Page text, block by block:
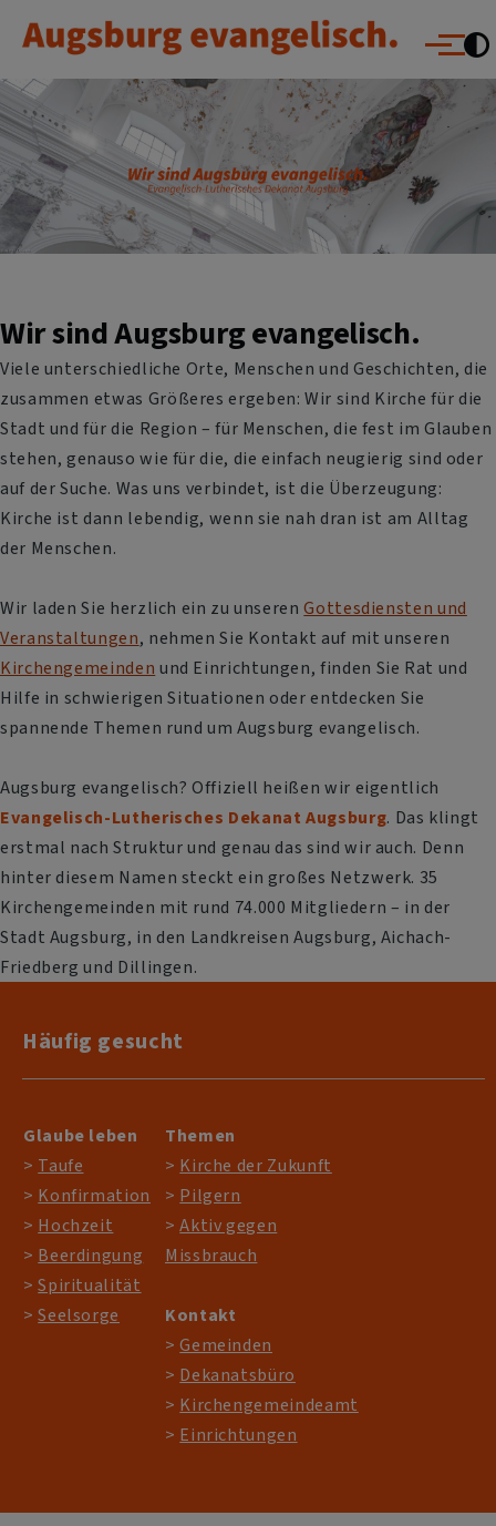
Augsburg evangelisch.
Menü
Wir sind Augsburg evangelisch.
Viele unterschiedliche Orte, Menschen und Geschichten, die
zusammen etwas Größeres ergeben: Wir sind Kirche für die
Stadt und für die Region – für Menschen, die fest im Glauben
stehen, genauso wie für die, die einfach neugierig sind oder
auf der Suche. Was uns verbindet, ist die Überzeugung:
Kirche ist dann lebendig, wenn sie nah dran ist am Alltag
der Menschen.
Wir laden Sie herzlich ein zu unserenGottesdiensten und
Veranstaltungen, nehmen Sie Kontakt auf mit unseren
Kirchengemeinden und Einrichtungen, finden Sie Rat und
Hilfe in schwierigen Situationen oder entdecken Sie
spannende Themen rund um Augsburg evangelisch.
Augsburg evangelisch? Offiziell heißen wir eigentlich
Evangelisch-Lutherisches Dekanat Augsburg. Das klingt
erstmal nach Struktur und genau das sind wir auch. Denn
hinter diesem Namen steckt ein großes Netzwerk. 35
Kirchengemeinden mit rund 74.000 Mitgliedern – in der
Stadt Augsburg, in den Landkreisen Augsburg, Aichach-
Friedberg und Dillingen.
Häufig gesucht
Glaube leben
> Taufe
> Konfirmation
> Hochzeit
> Beerdingung
>Spiritualität
>Seelsorge
Themen
> Kirche der Zukunft
> Pilgern
>Aktiv gegen
Missbrauch
Kontakt
>Gemeinden
> Dekanatsbüro
> Kirchengemeindeamt
> Einrichtungen